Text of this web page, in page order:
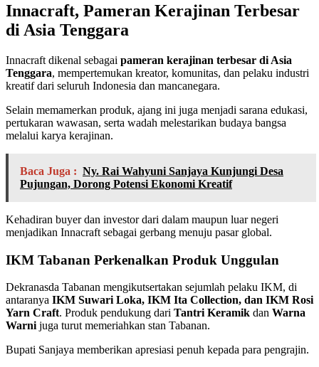
Innacraft, Pameran Kerajinan Terbesar
di Asia Tenggara
Innacraft dikenal sebagai pameran kerajinan terbesar di Asia
Tenggara, mempertemukan kreator, komunitas, dan pelaku industri
kreatif dari seluruh Indonesia dan mancanegara.
Selain memamerkan produk, ajang ini juga menjadi sarana edukasi,
pertukaran wawasan, serta wadah melestarikan budaya bangsa
melalui karya kerajinan.
Baca Juga : Ny. Rai Wahyuni Sanjaya Kunjungi Desa
Pujungan, Dorong Potensi Ekonomi Kreatif
Kehadiran buyer dan investor dari dalam maupun luar negeri
menjadikan Innacraft sebagai gerbang menuju pasar global.
IKM Tabanan Perkenalkan Produk Unggulan
Dekranasda Tabanan mengikutsertakan sejumlah pelaku IKM, di
antaranya IKM Suwari Loka, IKM Ita Collection, dan IKM Rosi
Yarn Craft. Produk pendukung dari Tantri Keramik dan Warna
Warni juga turut memeriahkan stan Tabanan.
Bupati Sanjaya memberikan apresiasi penuh kepada para pengrajin.